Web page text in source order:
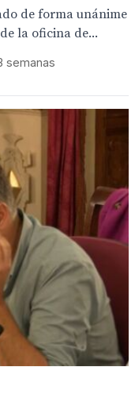
de forma unánime
la oficina de...
semanas